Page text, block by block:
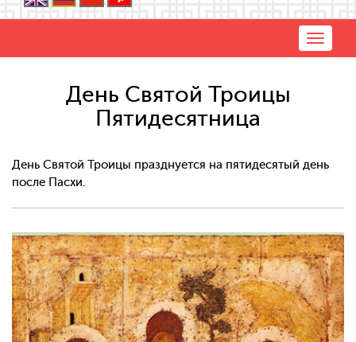
Toggle
День Святой Троицы
Пятидесятница
День Святой Троицы празднуется на пятидесятый день
после Пасхи.